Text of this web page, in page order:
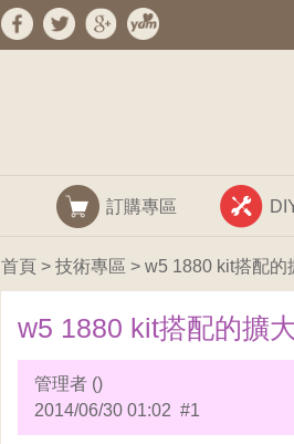
訂購專區
首頁 > 技術專區 > w5 1880 kit搭配
w5 1880 kit搭配的擴
管理者 ()
2014/06/30 01:02 #1